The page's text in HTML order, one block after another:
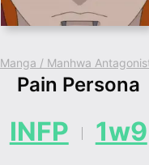
Manga / Manhwa
Pain Persona
INFP 1w9